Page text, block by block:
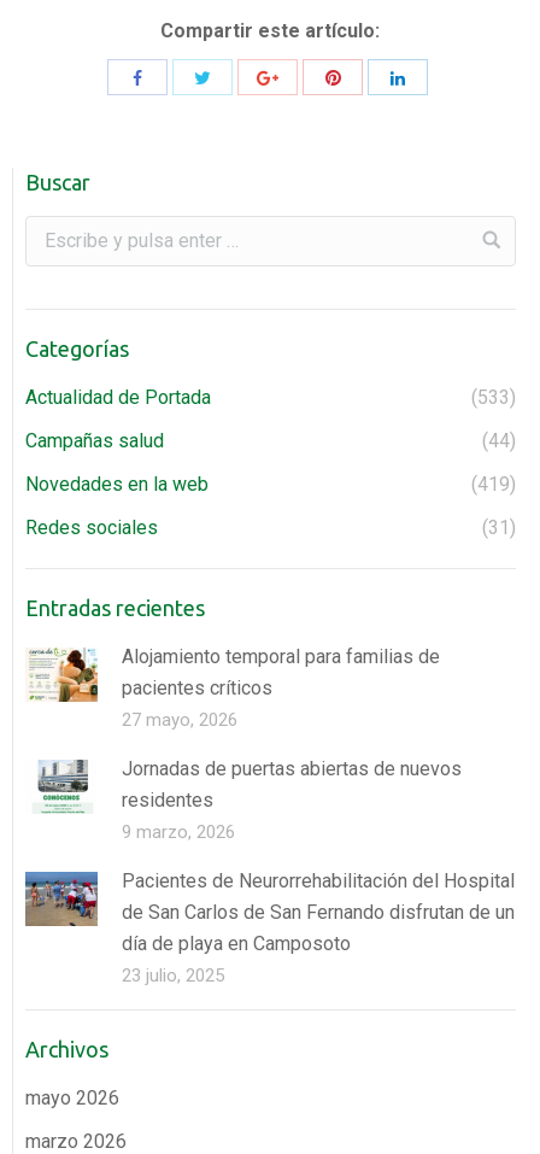
Compartir este artículo:
Buscar
Categorías
Actualidad de Portada
(533)
Campañas salud
(44)
Novedades en la web
(419)
Redes sociales
(31)
Entradas recientes
Alojamiento temporal para familias de
pacientes críticos
27 mayo, 2026
Jornadas de puertas abiertas de nuevos
residentes
9 marzo, 2026
Pacientes de Neurorrehabilitación del Hospital
de San Carlos de San Fernando disfrutan de un
día de playa en Camposoto
23 julio, 2025
Archivos
mayo 2026
marzo 2026